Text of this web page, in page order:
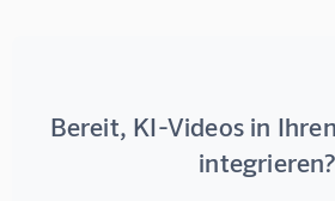
Bereit, KI-Videos in
integrieren?